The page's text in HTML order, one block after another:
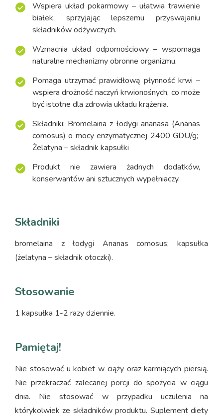
Wspiera układ pokarmowy – ułatwia trawienie
białek, sprzyjając lepszemu przyswajaniu
składników odżywczych.
Wzmacnia układ odpornościowy – wspomaga
naturalne mechanizmy obronne organizmu.
Pomaga utrzymać prawidłową płynność krwi –
wspiera drożność naczyń krwionośnych, co może
być istotne dla zdrowia układu krążenia.
Składniki: Bromelaina z łodygi ananasa (Ananas
comosus) o mocy enzymatycznej 2400 GDU/g;
Żelatyna – składnik kapsułki
Produkt nie zawiera żadnych dodatków,
konserwantów ani sztucznych wypełniaczy.
Składniki
bromelaina z łodygi Ananas comosus; kapsułka
(żelatyna – składnik otoczki).
Stosowanie
1 kapsułka 1-2 razy dziennie.
Pamiętaj!
Nie stosować u kobiet w ciąży oraz karmiących piersią.
Nie przekraczać zalecanej porcji do spożycia w ciągu
dnia. Nie stosować w przypadku uczulenia na
którykolwiek ze składników produktu. Suplement diety